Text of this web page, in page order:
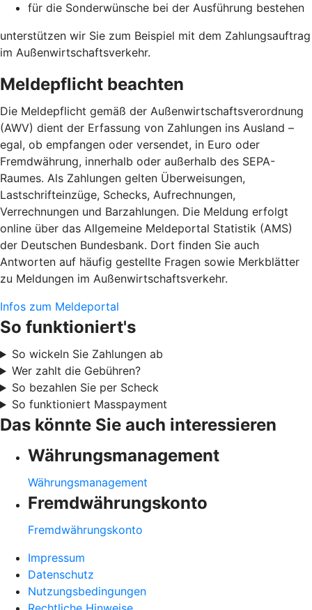
für die Sonderwünsche bei der Ausführung bestehen
unterstützen wir Sie zum Beispiel mit dem Zahlungsauftrag
im Außenwirtschaftsverkehr.
Meldepflicht beachten
Die Meldepflicht gemäß der Außenwirtschaftsverordnung
(AWV) dient der Erfassung von Zahlungen ins Ausland –
egal, ob empfangen oder versendet, in Euro oder
Fremdwährung, innerhalb oder außerhalb des SEPA-
Raumes. Als Zahlungen gelten Überweisungen,
Lastschrifteinzüge, Schecks, Aufrechnungen,
Verrechnungen und Barzahlungen. Die Meldung erfolgt
online über das Allgemeine Meldeportal Statistik (AMS)
der Deutschen Bundesbank. Dort finden Sie auch
Antworten auf häufig gestellte Fragen sowie Merkblätter
zu Meldungen im Außenwirtschaftsverkehr.
Infos zum Meldeportal
So funktioniert's
So wickeln Sie Zahlungen ab
Wer zahlt die Gebühren?
So bezahlen Sie per Scheck
So funktioniert Masspayment
Das könnte Sie auch interessieren
Währungsmanagement
Währungsmanagement
Fremdwährungskonto
Fremdwährungskonto
Impressum
Datenschutz
Nutzungsbedingungen